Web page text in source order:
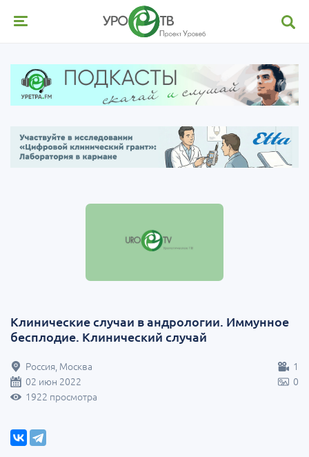
Клинические случаи в андрологии. Иммунное
бесплодие. Клинический случай
1
Россия, Москва
0
02 июн 2022
1922 просмотра